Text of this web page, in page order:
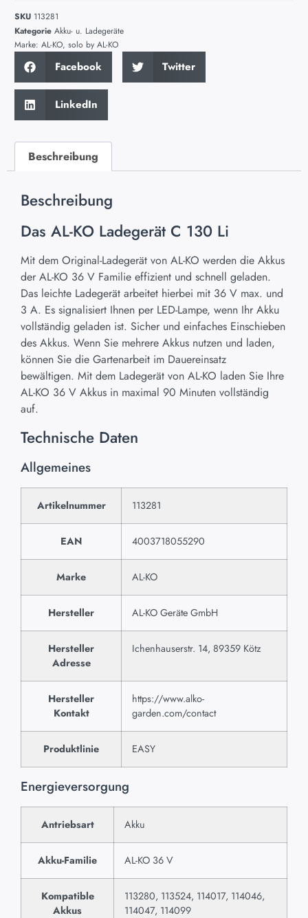
SKU 113281
Kategorie Akku- u. Ladegeräte
Marke: AL-KO, solo by AL-KO
Facebook Twitter
LinkedIn
Beschreibung
Beschreibung
Das AL-KO Ladegerät C 130 Li
Mit dem Original-Ladegerät von AL-KO werden die Akkus
der AL-KO 36 V Familie effizient und schnell geladen.
Das leichte Ladegerät arbeitet hierbei mit 36 V max. und
3 A. Es signalisiert Ihnen per LED-Lampe, wenn Ihr Akku
vollständig geladen ist. Sicher und einfaches Einschieben
des Akkus. Wenn Sie mehrere Akkus nutzen und laden,
können Sie die Gartenarbeit im Dauereinsatz
bewältigen. Mit dem Ladegerät von AL-KO laden Sie Ihre
AL-KO 36 V Akkus in maximal 90 Minuten vollständig
auf.
Technische Daten
Allgemeines
Artikelnummer 113281
EAN 4003718055290
Marke AL-KO
Hersteller AL-KO Geräte GmbH
Hersteller
Adresse
Ichenhauserstr. 14, 89359 Kötz
Hersteller
Kontakt
https://www.alko-
garden.com/contact
Produktlinie EASY
Energieversorgung
Antriebsart Akku
Akku-Familie AL-KO 36 V
Kompatible
Akkus
113280, 113524, 114017, 114046,
114047, 114099